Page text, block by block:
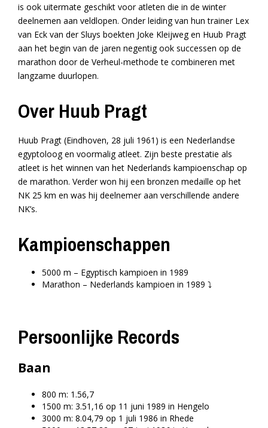
is ook uitermate geschikt voor atleten die in de winter
deelnemen aan veldlopen. Onder leiding van hun trainer Lex
van Eck van der Sluys boekten Joke Kleijweg en Huub Pragt
aan het begin van de jaren negentig ook successen op de
marathon door de Verheul-methode te combineren met
langzame duurlopen.
Over Huub Pragt
Huub Pragt (Eindhoven, 28 juli 1961) is een Nederlandse
egyptoloog en voormalig atleet. Zijn beste prestatie als
atleet is het winnen van het Nederlands kampioenschap op
de marathon. Verder won hij een bronzen medaille op het
NK 25 km en was hij deelnemer aan verschillende andere
NK’s.
Kampioenschappen
5000 m – Egyptisch kampioen in 1989
Marathon – Nederlands kampioen in 1989 ⤵️
Persoonlijke Records
Baan
800 m: 1.56,7
1500 m: 3.51,16 op 11 juni 1989 in Hengelo
3000 m: 8.04,79 op 1 juli 1986 in Rhede